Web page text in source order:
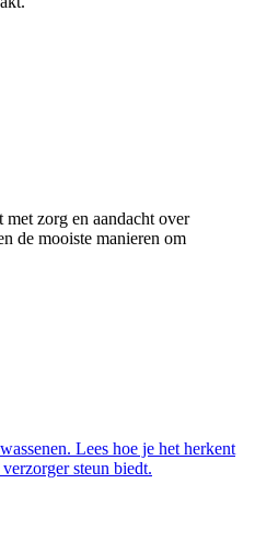
zorg en aandacht over
de mooiste manieren om
Lees hoe je het herkent
steun biedt.